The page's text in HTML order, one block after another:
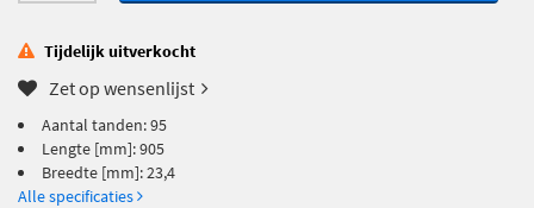
Tijdelijk uitverkocht
Zet op wensenlijst
Aantal tanden: 95
Lengte [mm]: 905
Breedte [mm]: 23,4
Alle specificaties